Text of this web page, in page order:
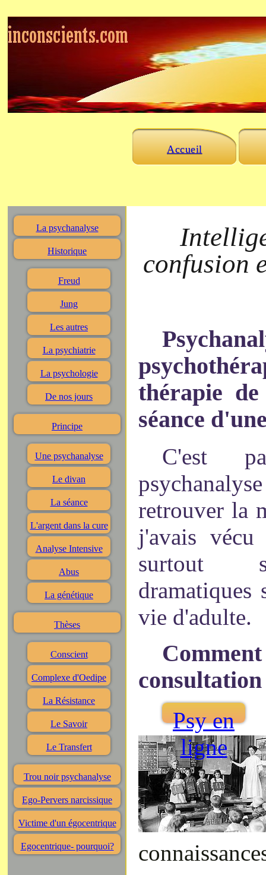
Accueil
La psychanalyse
Historique
Freud
Jung
Les autres
La psychiatrie
La psychologie
De nos jours
Principe
Une psychanalyse
Le divan
La séance
L'argent dans la cure
Analyse Intensive
Abus
La génétique
Thèses
Conscient
Complexe d'Oedipe
La Résistance
Le Savoir
Le Transfert
Trou noir psychanalyse
Ego-Pervers narcissique
Victime d'un égocentrique
Egocentrique- pourquoi?
confusion
thérapie
séance
C'est
retrouver la
j'avais vécu
surtout
dramatiques
vie d'adulte.
consultation
Psy en
ligne